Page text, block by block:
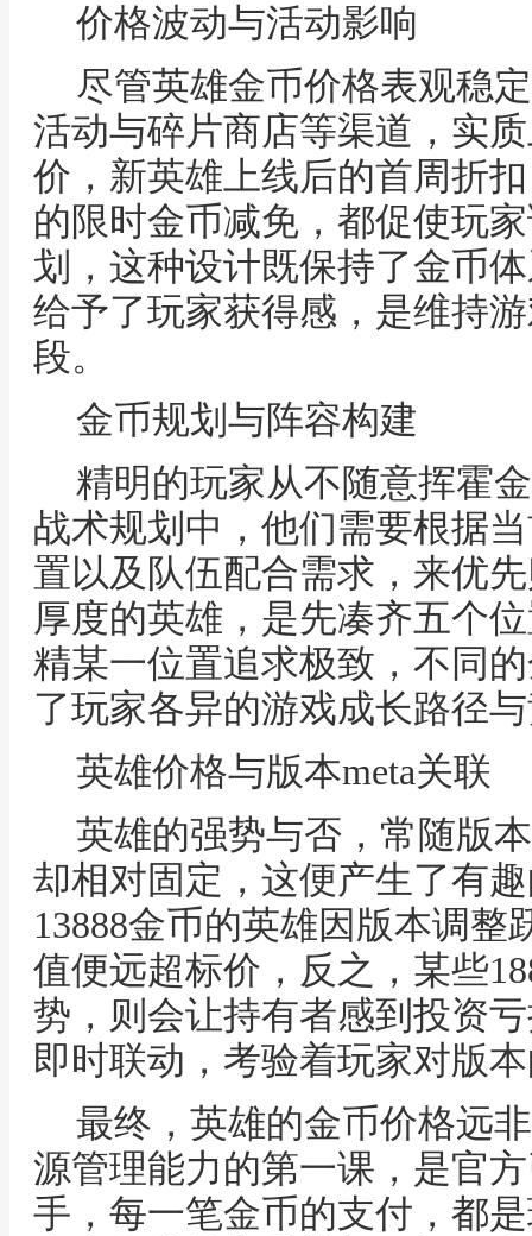
价格波动与活动影响
尽管英雄金币价格表观稳
活动与碎片商店等渠道，实
价，新英雄上线后的首周折
的限时金币减免，都促使玩
划，这种设计既保持了金币
给予了玩家获得感，是维持
段。
金币规划与阵容构建
精明的玩家从不随意挥霍
战术规划中，他们需要根据
置以及队伍配合需求，来优
厚度的英雄，是先凑齐五个
精某一位置追求极致，不同
了玩家各异的游戏成长路径
英雄价格与版本meta关联
英雄的强势与否，常随版
却相对固定，这便产生了有
13888金币的英雄因版本调整
值便远超标价，反之，某些
势，则会让持有者感到投资
即时联动，考验着玩家对版
最终，英雄的金币价格远
源管理能力的第一课，是官
手，每一笔金币的支付，都